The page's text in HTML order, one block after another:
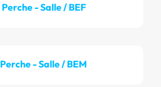
Perche - Salle / BEF
Perche - Salle / BEM